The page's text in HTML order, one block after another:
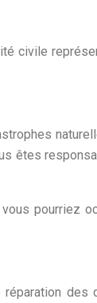
civile
êtes
pourriez
des